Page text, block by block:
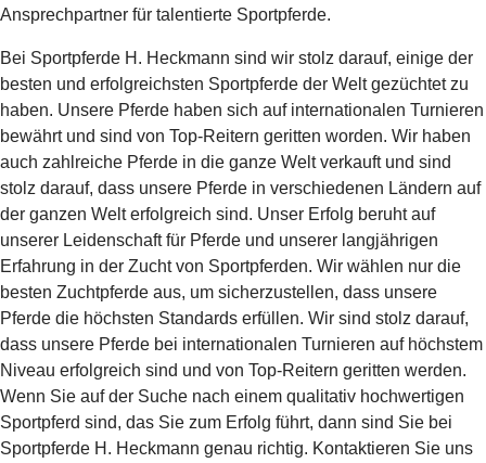
Ansprechpartner für talentierte Sportpferde.
Bei Sportpferde H. Heckmann sind wir stolz darauf, einige der
besten und erfolgreichsten Sportpferde der Welt gezüchtet zu
haben. Unsere Pferde haben sich auf internationalen Turnieren
bewährt und sind von Top-Reitern geritten worden. Wir haben
auch zahlreiche Pferde in die ganze Welt verkauft und sind
stolz darauf, dass unsere Pferde in verschiedenen Ländern auf
der ganzen Welt erfolgreich sind. Unser Erfolg beruht auf
unserer Leidenschaft für Pferde und unserer langjährigen
Erfahrung in der Zucht von Sportpferden. Wir wählen nur die
besten Zuchtpferde aus, um sicherzustellen, dass unsere
Pferde die höchsten Standards erfüllen. Wir sind stolz darauf,
dass unsere Pferde bei internationalen Turnieren auf höchstem
Niveau erfolgreich sind und von Top-Reitern geritten werden.
Wenn Sie auf der Suche nach einem qualitativ hochwertigen
Sportpferd sind, das Sie zum Erfolg führt, dann sind Sie bei
Sportpferde H. Heckmann genau richtig. Kontaktieren Sie uns